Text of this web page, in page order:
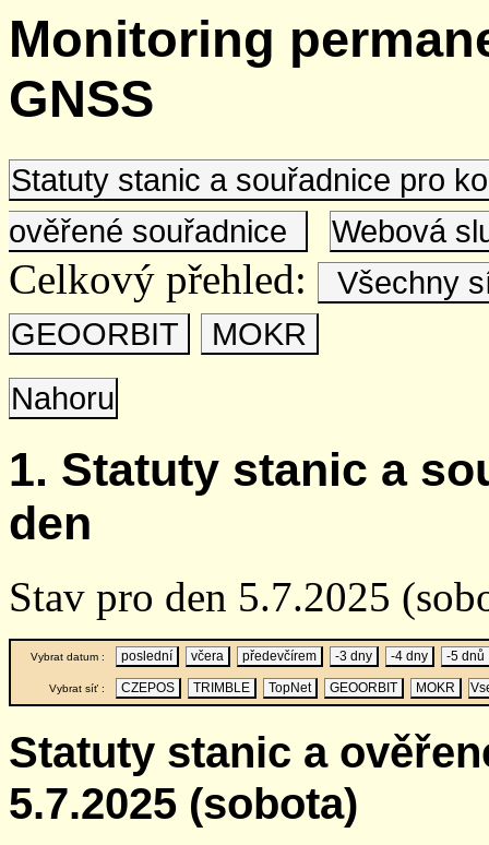
Monitoring
GNSS
Statuty stanic a souřadnice pro
ověřené souřadnice
Webová
Celkový přehled:
Všechny
GEOORBIT
MOKR
Nahoru
1. Statuty stanic a
den
Stav pro den 5.7.2025
Vybrat datum : poslední včera předevčírem -3 dny -4 dny -5 dnů
Vybrat síť : CZEPOS TRIMBLE TopNet GEOORBIT MOKR
Statuty stanic a
5.7.2025 (sobota)